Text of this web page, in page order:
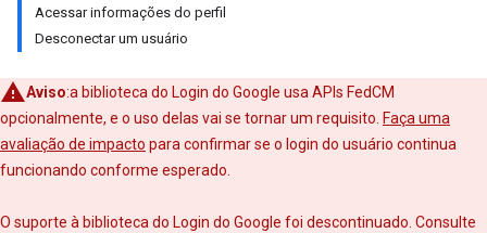
Acessar informações do perfil
Desconectar um usuário
Aviso:a biblioteca do Login do Google usa APIs FedCM
opcionalmente, e o uso delas vai se tornar um requisito. Faça uma
avaliação de impacto para confirmar se o login do usuário continua
funcionando conforme esperado.
O suporte à biblioteca do Login do Google foi descontinuado. Consulte